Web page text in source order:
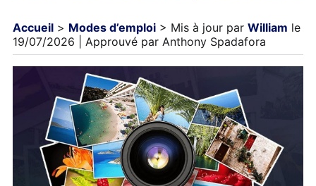
Accueil> Modes d’emploi> Mis à jour par William le
19/07/2026 | Approuvé par Anthony Spadafora